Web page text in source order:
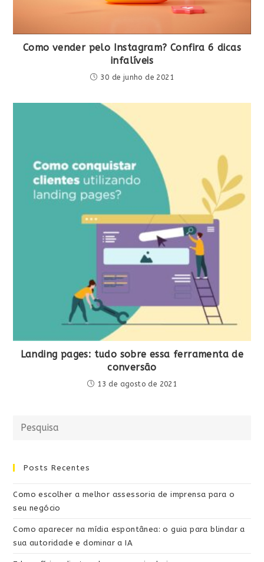
Como vender pelo Instagram? Confira 6 dicas
infalíveis
30 de junho de 2021
Landing pages: tudo sobre essa ferramenta de
conversão
13 de agosto de 2021
Posts Recentes
Como escolher a melhor assessoria de imprensa para o
seu negócio
Como aparecer na mídia espontânea: o guia para blindar a
sua autoridade e dominar a IA